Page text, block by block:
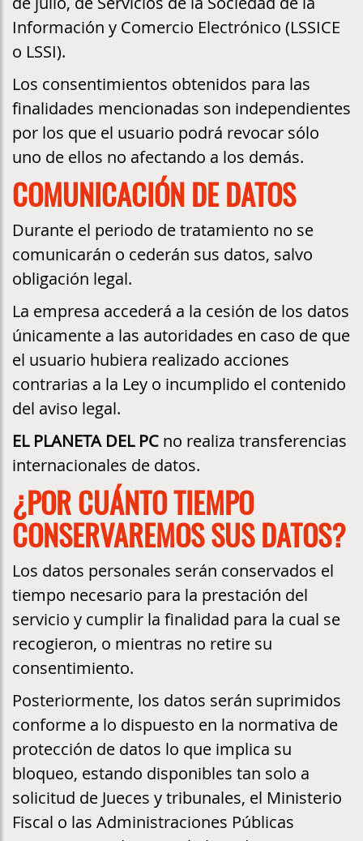
Información y Comercio Electrónico (LSSICE
o LSSI).
Los consentimientos obtenidos para las
finalidades mencionadas son independientes
por los que el usuario podrá revocar sólo
uno de ellos no afectando a los demás.
COMUNICACIÓN DE DATOS
Durante el periodo de tratamiento no se
comunicarán o cederán sus datos, salvo
obligación legal.
La empresa accederá a la cesión de los datos
únicamente a las autoridades en caso de que
el usuario hubiera realizado acciones
contrarias a la Ley o incumplido el contenido
del aviso legal.
EL PLANETA DEL PC no realiza transferencias
internacionales de datos.
¿POR CUÁNTO TIEMPO
CONSERVAREMOS SUS DATOS?
Los datos personales serán conservados el
tiempo necesario para la prestación del
servicio y cumplir la finalidad para la cual se
recogieron, o mientras no retire su
consentimiento.
Posteriormente, los datos serán suprimidos
conforme a lo dispuesto en la normativa de
protección de datos lo que implica su
bloqueo, estando disponibles tan solo a
solicitud de Jueces y tribunales, el Ministerio
Fiscal o las Administraciones Públicas